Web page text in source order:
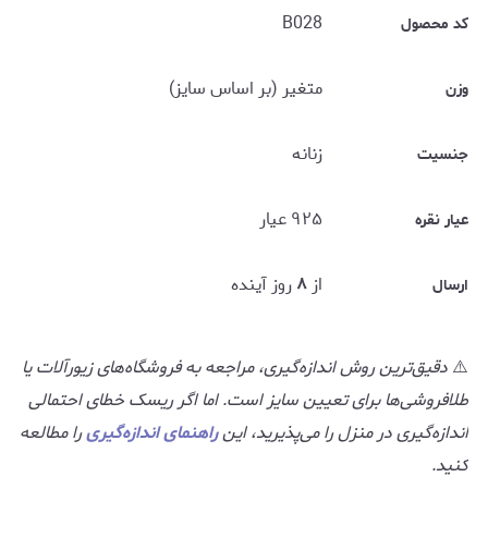
کد محصول B028
وزن متغیر (بر اساس سایز)
جنسیت زنانه
عیار نقره ۹۲۵ عیار
ارسال از ۸روز آینده
⚠️دقیق‌ترین روش اندازه‌گیری، مراجعه به فروشگاه‌های زیورآلات یا
طلافروشی‌ها برای تعیین سایز است. اما اگر ریسک خطای احتمالی
اندازه‌گیری در منزل را می‌پذیرید، اینراهنمای اندازه‌گیریرا مطالعه
کنید.